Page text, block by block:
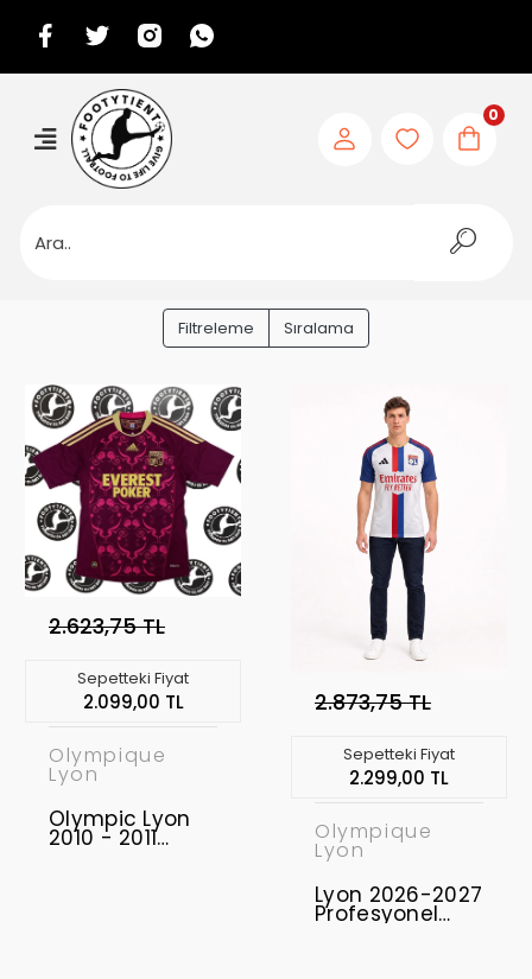
0
Filtreleme Sıralama
2.623,75 TL
Sepetteki Fiyat
2.099,00 TL
Olympique
Lyon
Olympic Lyon
2010 - 2011
2.873,75 TL
Sepetteki Fiyat
2.299,00 TL
Olympique
Lyon
Lyon 2026-2027
Profesyonel
Maç Forması